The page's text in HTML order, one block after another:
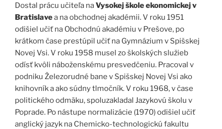
Dostal prácu učiteľa naVysokej škole ekonomickej v
Bratislavea na obchodnej akadémii. V roku 1951
odišiel učiť na Obchodnú akadémiu v Prešove, po
krátkom čase prestúpil učiť na Gymnázium v Spišskej
Novej Vsi. V roku 1958 musel zo školských služieb
odísť kvôli náboženskému presvedčeniu. Pracoval v
podniku Železorudné bane v Spišskej Novej Vsi ako
knihovník a ako súdny tlmočník. V roku 1968, v čase
politického odmäku, spoluzakladal Jazykovú školu v
Poprade. Po nástupe normalizácie (1970) odišiel učiť
anglický jazyk na Chemicko-technologickú fakultu